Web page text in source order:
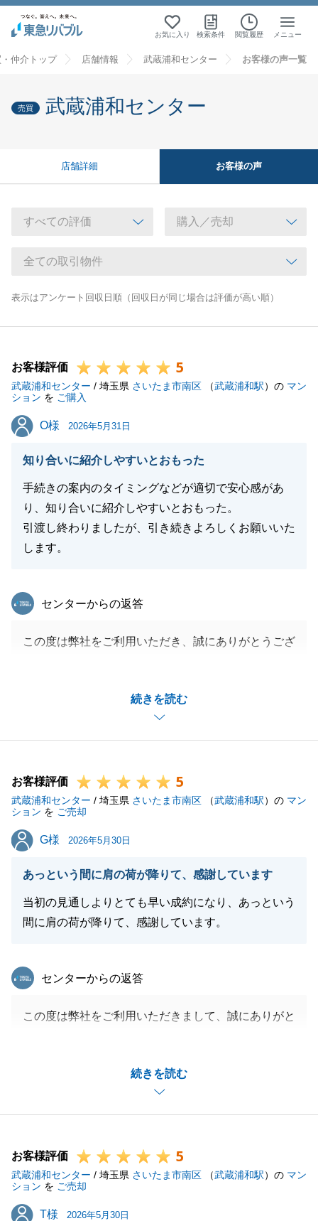
お気に入り 検索条件 閲覧履歴 メニュー
仲介トップ 店舗情報 武蔵浦和センター お客様の声一覧
売買 武蔵浦和センター
店舗詳細 お客様の声
表示はアンケート回収日順（回収日が同じ場合は評価が高い順）
お客様評価 5
武蔵浦和センター / 埼玉県 さいたま市南区 （武蔵浦和駅）の マン
ション を ご購入
O様
O様 2026年5月31日
知り合いに紹介しやすいとおもった
手続きの案内のタイミングなどが適切で安心感があ
り、知り合いに紹介しやすいとおもった。
引渡し終わりましたが、引き続きよろしくお願いいた
します。
続きを読む
東急リバブル
センターからの返答
この度は弊社をご利用いただき、誠にありがとうござ
ご友人などご紹介いただける方がいらっしゃいました
ら、ぜひご紹介くださいませ。
お客様評価 5
武蔵浦和センター / 埼玉県 さいたま市南区 （武蔵浦和駅）の マン
ション を ご売却
G様
G様 2026年5月30日
あっという間に肩の荷が降りて、感謝しています
当初の見通しよりとても早い成約になり、あっという
間に肩の荷が降りて、感謝しています。
続きを読む
東急リバブル
センターからの返答
この度は弊社をご利用いただきまして、誠にありがと
重ねて御礼申し上げます。
またお困り事等ございましたら、お気軽にご連絡下さ
今後ともよろしくお願いいたします。
お客様評価 5
武蔵浦和センター / 埼玉県 さいたま市南区 （武蔵浦和駅）の マン
ション を ご売却
T様
T様 2026年5月30日